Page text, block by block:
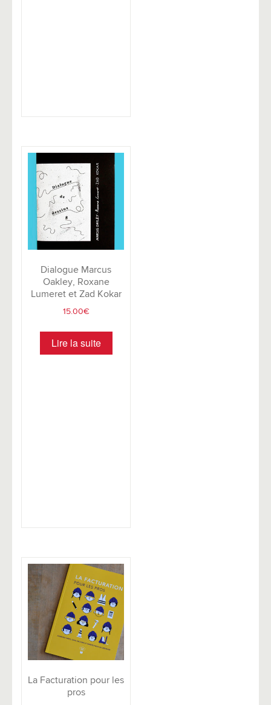
Dialogue Marcus
Oakley, Roxane
Lumeret et Zad Kokar
15.00€
Lire la suite
La Facturation pour les
pros